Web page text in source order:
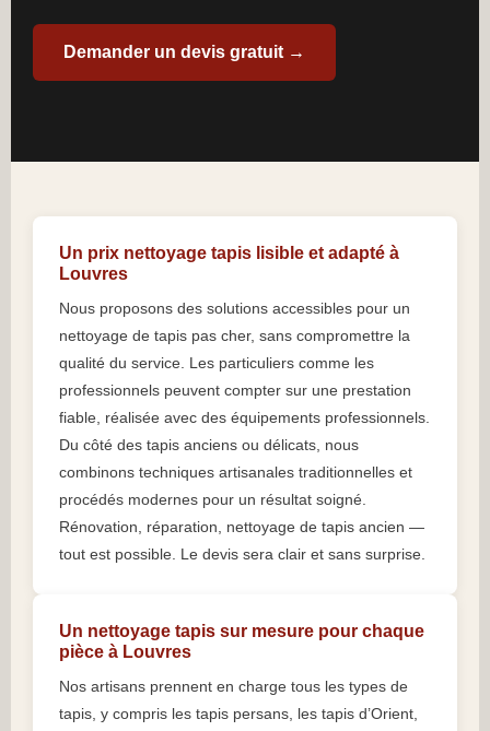
Demander un devis gratuit →
Un prix nettoyage tapis lisible et adapté à
Louvres
Nous proposons des solutions accessibles pour un
nettoyage de tapis pas cher, sans compromettre la
qualité du service. Les particuliers comme les
professionnels peuvent compter sur une prestation
fiable, réalisée avec des équipements professionnels.
Du côté des tapis anciens ou délicats, nous
combinons techniques artisanales traditionnelles et
procédés modernes pour un résultat soigné.
Rénovation, réparation, nettoyage de tapis ancien —
tout est possible. Le devis sera clair et sans surprise.
Un nettoyage tapis sur mesure pour chaque
pièce à Louvres
Nos artisans prennent en charge tous les types de
tapis, y compris les tapis persans, les tapis d’Orient,